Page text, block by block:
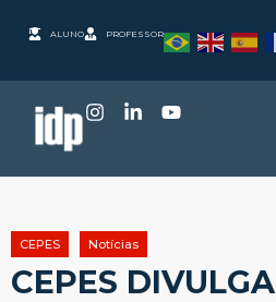
ALUNO PROFESSOR
CEPES Notícias
CEPES DIVULGA